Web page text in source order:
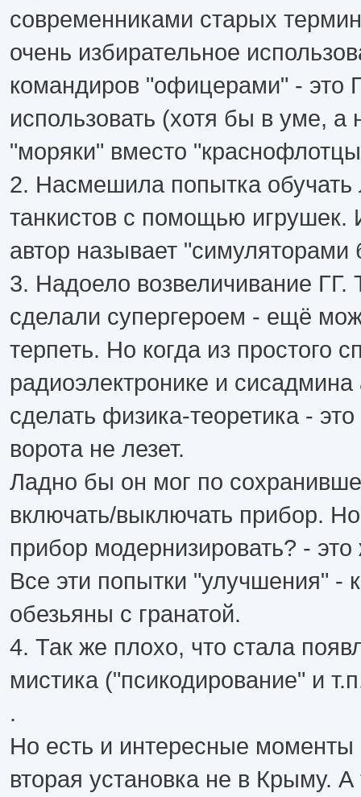
современниками старых
очень избирательное
командиров "офицерами" - это
использовать (хотя бы в уме, а
"моряки" вместо
2. Насмешила попытка обучать
танкистов с помощью игрушек.
автор называет "симуляторами
3. Надоело возвеличивание ГГ.
сделали супергероем - ещё
терпеть. Но когда из простого
радиоэлектронике и сисадмина
сделать физика-теоретика -
ворота не лезет.
Ладно бы он мог по
включать/выключать прибор.
прибор модернизировать? - это
Все эти попытки "улучшения" -
обезьяны с гранатой.
4. Так же плохо, что стала
мистика ("псикодирование" и
.
Но есть и интересные моменты
вторая установка не в Крыму. А